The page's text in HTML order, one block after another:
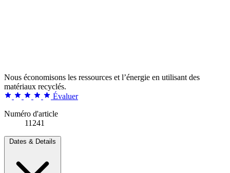
Nous économisons les ressources et l’énergie en utilisant des
matériaux recyclés.
Évaluer
Numéro d'article
11241
Dates & Details